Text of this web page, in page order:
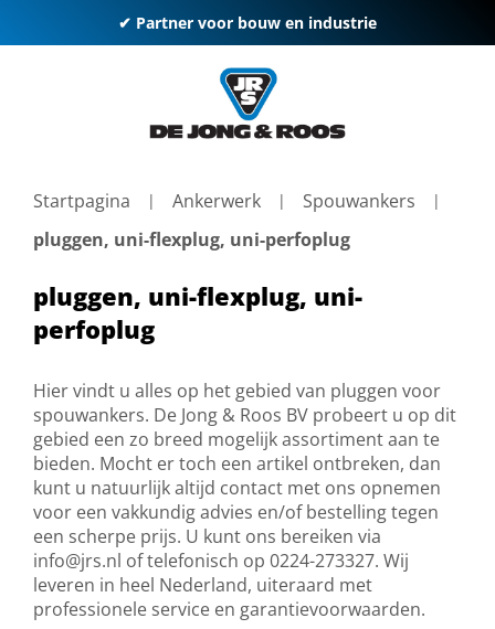
✔ Partner voor bouw en industrie
Startpagina Ankerwerk
Spouwankers
pluggen, uni-flexplug, uni-perfoplug
pluggen, uni-flexplug, uni-
perfoplug
Hier vindt u alles op het gebied van pluggen voor
spouwankers. De Jong & Roos BV probeert u op dit
gebied een zo breed mogelijk assortiment aan te
bieden. Mocht er toch een artikel ontbreken, dan
kunt u natuurlijk altijd contact met ons opnemen
voor een vakkundig advies en/of bestelling tegen
een scherpe prijs. U kunt ons bereiken via
info@jrs.nl of telefonisch op 0224-273327. Wij
leveren in heel Nederland, uiteraard met
professionele service en garantievoorwaarden.